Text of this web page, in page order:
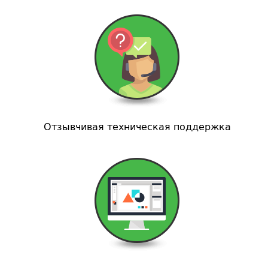
Отзывчивая техническая поддержка